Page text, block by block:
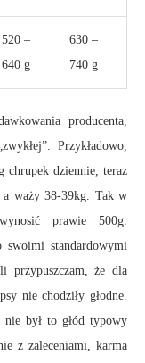
520 –
640 g
630 –
740 g
producenta,
Przykładowo,
chrupek dziennie, teraz
a waży 38-39kg. Tak w
prawie 500g.
swoimi standardowymi
przypuszczam, że dla
nie chodziły głodne.
nie był to głód typowy
z zaleceniami, karma